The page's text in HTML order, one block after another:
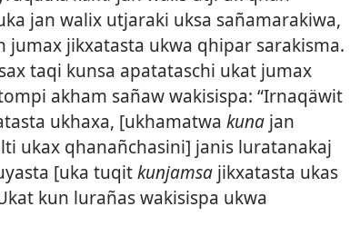
jan walix utjaraki uksa sañamarakiwa,
jumax jikxatasta ukwa qhipar sarakisma.
taqi kunsa apatataschi ukat jumax
akham sañaw wakisispa: “Irnaqäwit
ukhaxa, [ukhamatwa kuna jan
ukax qhanañchasini] janis luratanakaj
[uka tuqitkunjamsa jikxatasta ukas
kun lurañas wakisispa ukwa